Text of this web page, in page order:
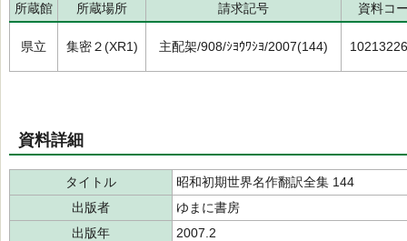
所蔵館 所蔵場所 請求記号 資料コ
県立 集密２(XR1) 主配架/908/ｼﾖｳﾜｼﾖ/2007(144)
資料詳細
タイトル
昭和初期世界名作翻訳全集 144
出版者
ゆまに書房
出版年
2007.2